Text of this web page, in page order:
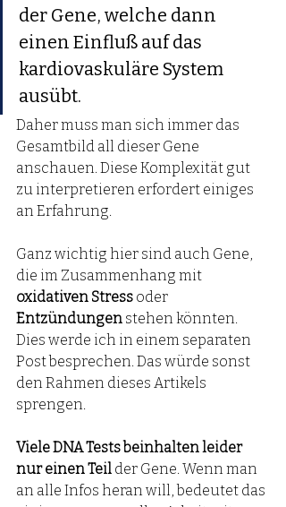
der Gene, welche dann
einen Einfluß auf das
kardiovaskuläre System
ausübt.
Daher muss man sich immer das
Gesamtbild all dieser Gene
anschauen. Diese Komplexität gut
zu interpretieren erfordert einiges
an Erfahrung.
Ganz wichtig hier sind auch Gene,
die im Zusammenhang mit
oxidativen Stress oder
Entzündungen stehen könnten.
Dies werde ich in einem separaten
Post besprechen. Das würde sonst
den Rahmen dieses Artikels
sprengen.
Viele DNA Tests beinhalten leider
nur einen Teil der Gene. Wenn man
an alle Infos heran will, bedeutet das